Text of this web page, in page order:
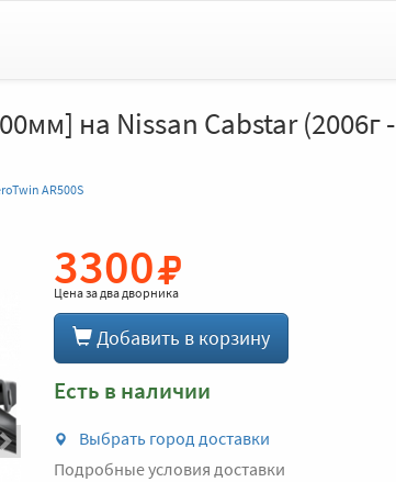
на Nissan Cabstar (2006г -
AR500S
Вперед3300
Цена задва дворника
Добавить в корзину
Есть в наличии
Выбрать город доставки
Подробные условия доставки